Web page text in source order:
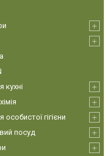
кухні
гігієни
посуд